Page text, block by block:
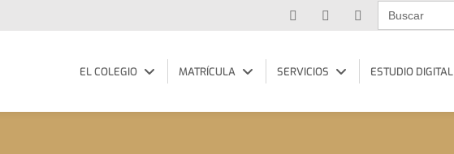
Buscar:
EL COLEGIO MATRÍCULA SERVICIOS ESTUDIO DIGITAL